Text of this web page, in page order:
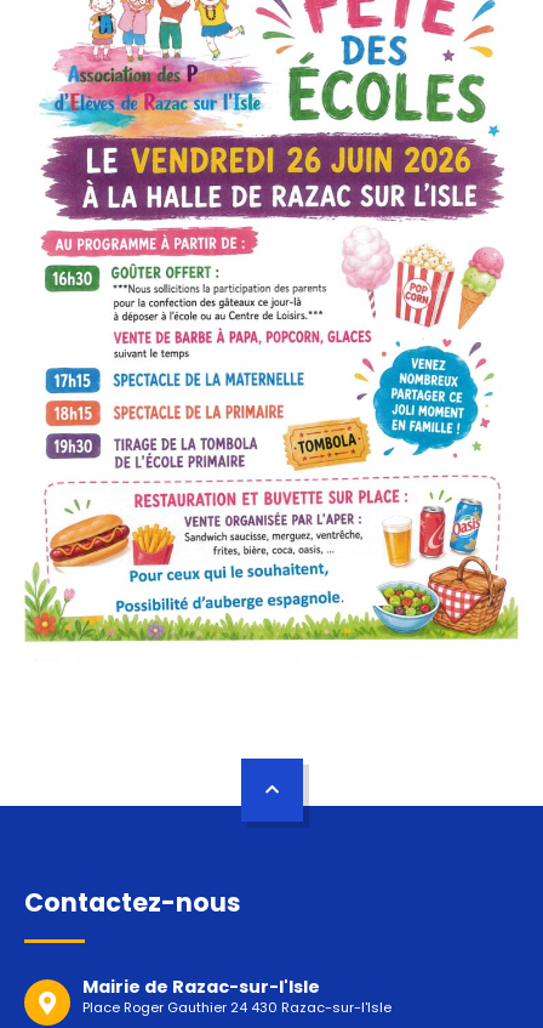
Contactez-nous
Mairie de Razac-sur-l'Isle
Place Roger Gauthier 24 430 Razac-sur-l'Isle